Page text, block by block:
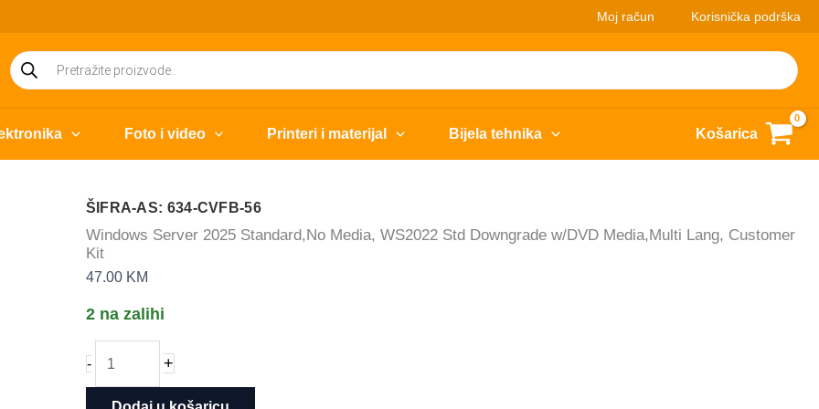
Moj račun Korisnička podrška
Products
search
Foto i video Printeri i materijal Bijela tehnika Košarica
ŠIFRA-AS: 634-CVFB-56
Windows Server 2025 Standard,No Media, WS2022 Std Downgrade w/DVD Media,Multi Lang, Customer
Kit
47.00 KM
2 na zalihi
-
Server
+